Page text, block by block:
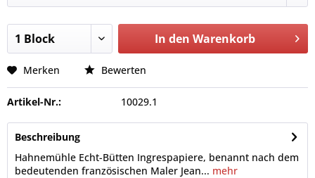
In den Warenkorb
Merken Bewerten
Artikel-Nr.: 10029.1
Beschreibung
Hahnemühle Echt-Bütten Ingrespapiere, benannt nach dem
bedeutenden französischen Maler Jean... mehr